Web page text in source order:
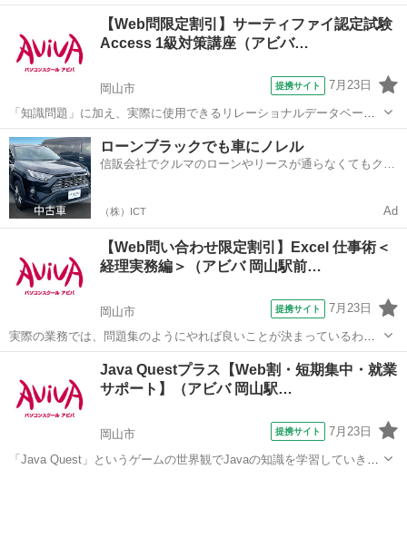
スムーズに行う力が試されることが特長です。実践的なスキルを身に
つけることができるため、多くの方が受験されています。 ■講座の特
徴■ Illustratorク...
その他
【Web問限定割引】サーティファイ認定試験
Access 1級対策講座（アビバ…
岡山市 提携サイト 7月23日
「知識問題」に加え、実際に使用できるリレーショナルデータベース
を作成する「実技問題」を解くことで、実践的な能力を証明できる資
格制度の、1級対策講座です。
岡山 岡山市 その他
ローンブラックでも車にノレル
信販会社でクルマのローンやリースが通らなくてもクル
（株）ICT Ad
【Web問い合わせ限定割引】Excel 仕事術＜
経理実務編＞（アビバ 岡山駅前…
岡山市 提携サイト 7月23日
実際の業務では、問題集のようにやれば良いことが決まっているわけ
ではありません。この講座では【よくある上司の指示】からスタート
します。意図を汲み取り、Excelを"使える"人になるための経理実務に
特化した講座です。 ■学習内...
Java Questプラス【Web割・短期集中・就業
サポート】（アビバ 岡山駅…
岡山市 提携サイト 7月23日
「Java Quest」というゲームの世界観でJavaの知識を学習していきま